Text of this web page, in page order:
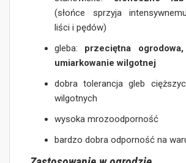
(słońce sprzyja
liści i pędów)
gleba: przeciętna
umiarkowanie wilgotnej
dobra tolerancja gleb
wilgotnych
wysoka mrozoodporność
bardzo dobra odporność na